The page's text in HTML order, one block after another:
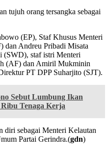
tujuh orang tersangka sebagai
(EP), Staf Khusus Menteri
dan Andreu Pribadi Misata
staf istri Menteri
(AF) dan Amiril Mukminin
PT DPP Suharjito (SJT).
Sebut Lumbung Ikan
Tenaga Kerja
diri sebagai Menteri Kelautan
Partai Gerindra.(gdn)